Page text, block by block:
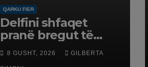
QARKU FIER
Delfini shfaqet
pranë bregut të
Darëzezës,
surprizon pushuesit
8 GUSHT, 2026 GILBERTA